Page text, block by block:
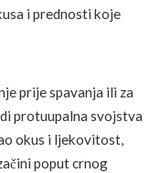
i prednosti koje
prije spavanja ili za
protuupalna svojstva
okus i ljekovitost,
poput crnog